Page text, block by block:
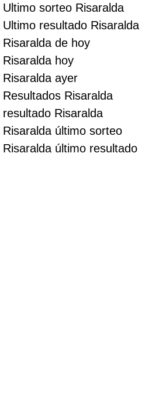
Ultimo sorteo Risaralda
Ultimo resultado Risaralda
Risaralda de hoy
Risaralda hoy
Risaralda ayer
Resultados Risaralda
resultado Risaralda
Risaralda último sorteo
Risaralda último resultado